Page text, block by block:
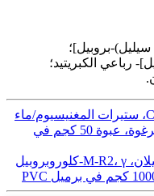
عامل مضاد للالتصاق، CS-201، ستيرات المغنيسيوم/ماء
نقي/عامل فعال سطحي/عامل مضاد للرغوة، عبوة 50 كجم في
عامل اقتران كلورو ألكيل سيلان، M-R2، γ-كلوروبروبيل